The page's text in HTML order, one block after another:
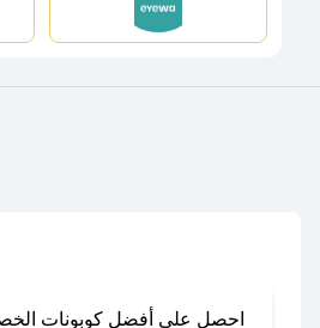
احصل على أفضل كوبونات